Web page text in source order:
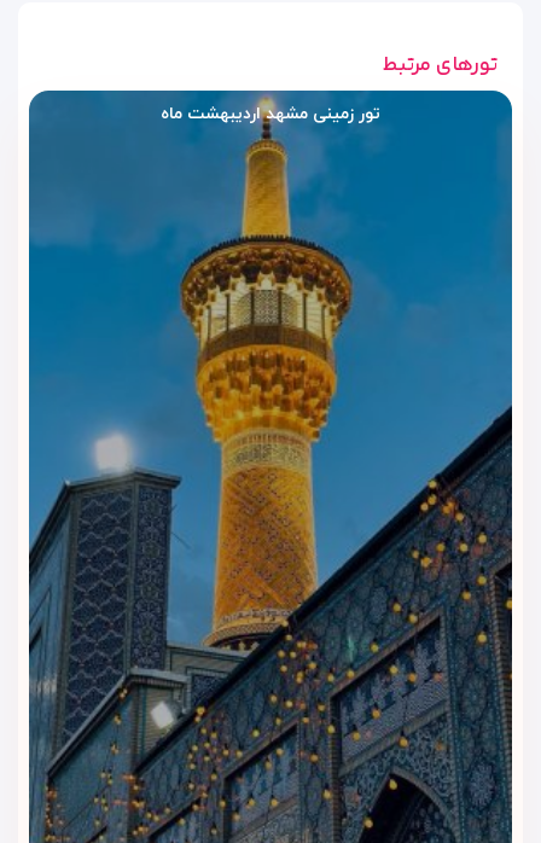
رستوران و کافی‌شاپ هتل آپارتمان
شیک مشهد
هتل آپارتمان شیک مشهددارای یک رستوران جمع‌وجور و تمیز است
که صبحانه و در برخی موارد ناهار و شام ارائه می‌دهد. صبحانه‌های
ایرانی مثل چای، نان، پنیر، تخم‌مرغ و مربا به‌صورت روزانه برای
مهمانان آماده می‌شود. غذاهای ناهار نیز شامل منوی محدود
ایرانی هستند که با مواد تازه و طعم خانگی تهیه می‌شوند.
در کنار آن،کافی‌شاپ کوچکیدر لابی یا طبقه همکف قرار دارد که
برای استراحت و صرف نوشیدنی‌های گرم مانند چای، قهوه و
نسکافه مناسب است. فضای کافی‌شاپ ساده اما دلنشین بوده و
گزینه خوبی برای مهمانانی است که می‌خواهند در محیطی آرام
دقایقی بنشینند.
چرا هتل آپارتمان شیک مشهد؟
اگر به‌دنبال اقامت اقتصادی، تمیز و نزدیک به حرم هستید، هتل
شیک مشهد یکی از بهترین گزینه‌هاست.
مهم‌ترین دلایل انتخاب این هتل:
تورهای مرتبط
تور زمینی مشهد اردیبهشت ماه